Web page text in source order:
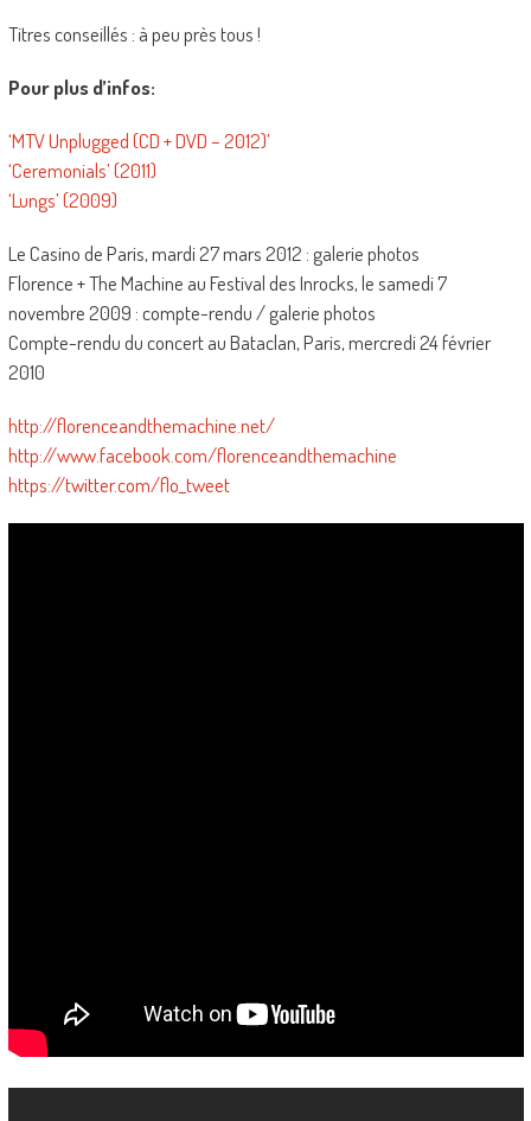
Titres conseillés : à peu près tous !
Pour plus d’infos:
‘MTV Unplugged (CD + DVD – 2012)’
‘Ceremonials’ (2011)
‘Lungs’ (2009)
Le Casino de Paris, mardi 27 mars 2012 : galerie photos
Florence + The Machine au Festival des Inrocks, le samedi 7
novembre 2009 : compte-rendu / galerie photos
Compte-rendu du concert au Bataclan, Paris, mercredi 24 février
2010
http://florenceandthemachine.net/
http://www.facebook.com/florenceandthemachine
https://twitter.com/flo_tweet